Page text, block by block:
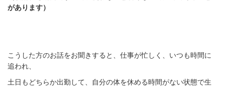
があります）
こうした方のお話をお聞きすると、仕事が忙しく、いつも時間に
追われ、
土日もどちらか出勤して、自分の体を休める時間がない状態で生